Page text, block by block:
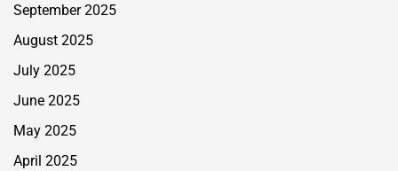
September 2025
August 2025
July 2025
June 2025
May 2025
April 2025